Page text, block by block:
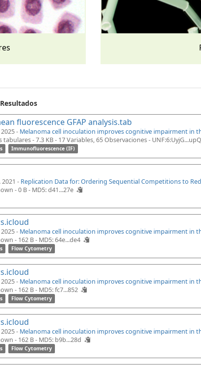
fluorescence GFAP analysis.tab
- Melanoma cell inoculation improves cognitive impairment in
tabulares - 7.3 KB- 17 Variables, 65 Observaciones -
Immunofluorescence (IF)
2021 - Replication Data for: Ordering Sequential Competitions to
- 0 B - MD5: d41...27e
- Melanoma cell inoculation improves cognitive impairment in
- 162 B - MD5: 64e...de4
Flow Cytometry
- Melanoma cell inoculation improves cognitive impairment in
- 162 B - MD5: fc7...852
Flow Cytometry
- Melanoma cell inoculation improves cognitive impairment in
- 162 B - MD5: b9b...28d
Flow Cytometry